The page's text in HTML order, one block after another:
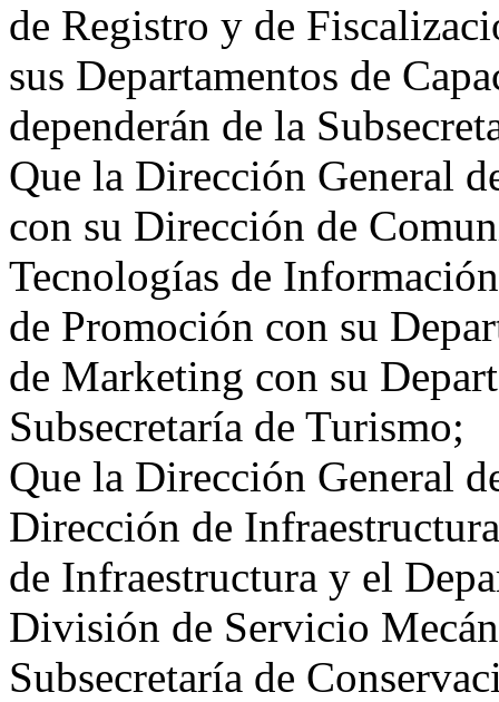
de Registro y de
sus Departamentos de
dependerán de la
Que la Dirección General
con su Dirección de
Tecnologías de
de Promoción con su
de Marketing con su
Subsecretaría de Turismo;
Que la Dirección General
Dirección de
de Infraestructura y el
División de Servicio
Subsecretaría de